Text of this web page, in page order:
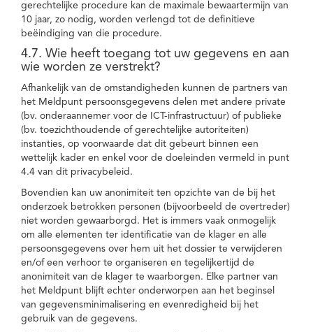
gerechtelijke procedure kan de maximale bewaartermijn van
10 jaar, zo nodig, worden verlengd tot de definitieve
beëindiging van die procedure.
4.7. Wie heeft toegang tot uw gegevens en aan
wie worden ze verstrekt?
Afhankelijk van de omstandigheden kunnen de partners van
het Meldpunt persoonsgegevens delen met andere private
(bv. onderaannemer voor de ICT-infrastructuur) of publieke
(bv. toezichthoudende of gerechtelijke autoriteiten)
instanties, op voorwaarde dat dit gebeurt binnen een
wettelijk kader en enkel voor de doeleinden vermeld in punt
4.4 van dit privacybeleid.
Bovendien kan uw anonimiteit ten opzichte van de bij het
onderzoek betrokken personen (bijvoorbeeld de overtreder)
niet worden gewaarborgd. Het is immers vaak onmogelijk
om alle elementen ter identificatie van de klager en alle
persoonsgegevens over hem uit het dossier te verwijderen
en/of een verhoor te organiseren en tegelijkertijd de
anonimiteit van de klager te waarborgen. Elke partner van
het Meldpunt blijft echter onderworpen aan het beginsel
van gegevensminimalisering en evenredigheid bij het
gebruik van de gegevens.